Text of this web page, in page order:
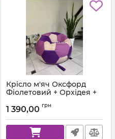
Крісло м'яч Оксфорд
Фіолетовий + Орхідея +
Артикул: ball-ox-339-422-363-80
1 390,00 грн